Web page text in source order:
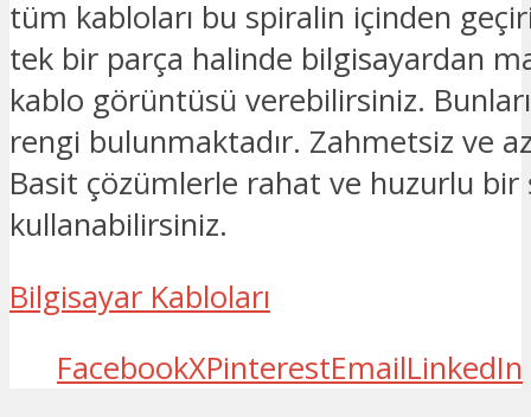
tüm kabloları bu spiralin içinden
tek bir parça halinde bilgisayardan
kablo görüntüsü verebilirsiniz.
rengi bulunmaktadır. Zahmetsiz ve
Basit çözümlerle rahat ve huzurlu bir
kullanabilirsiniz.
Bilgisayar Kabloları
FacebookXPinterestEmailLinkedIn